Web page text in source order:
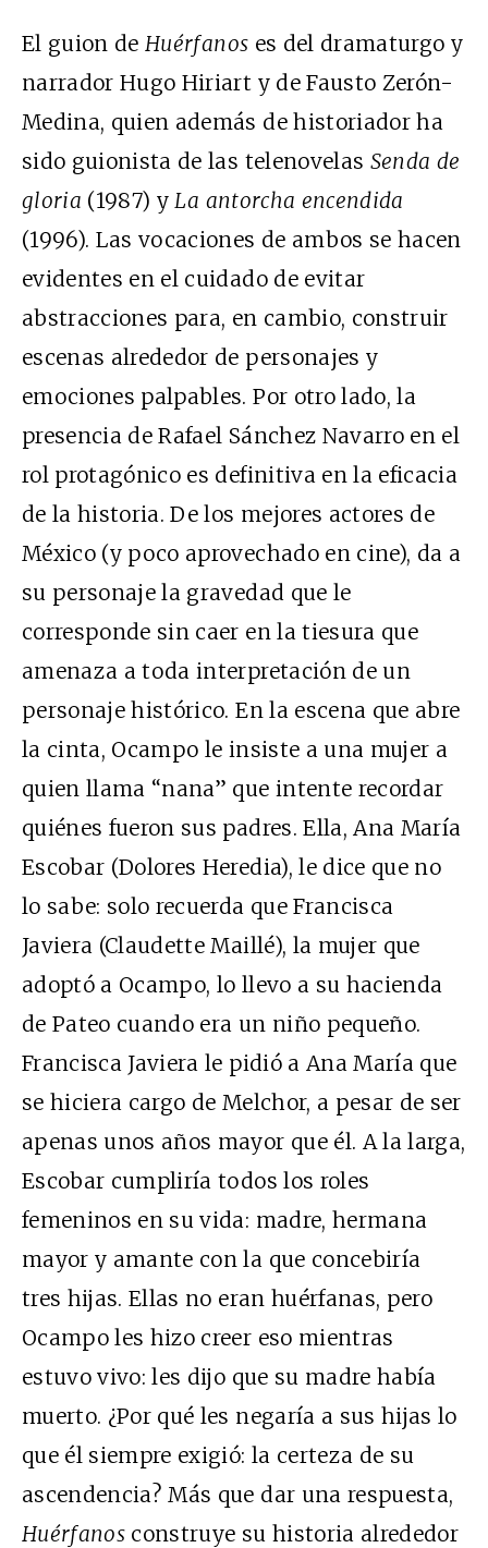
El guion deHuérfanos es del dramaturgo y
narrador Hugo Hiriart y de Fausto Zerón-
Medina, quien además de historiador ha
sido guionista de las telenovelas Senda de
gloria (1987) yLa antorcha encendida
(1996). Las vocaciones de ambos se hacen
evidentes en el cuidado de evitar
abstracciones para, en cambio, construir
escenas alrededor de personajes y
emociones palpables. Por otro lado, la
presencia de Rafael Sánchez Navarro en el
rol protagónico es definitiva en la eficacia
de la historia. De los mejores actores de
México (y poco aprovechado en cine), da a
su personaje la gravedad que le
corresponde sin caer en la tiesura que
amenaza a toda interpretación de un
personaje histórico. En la escena que abre
la cinta, Ocampo le insiste a una mujer a
quien llama “nana” que intente recordar
quiénes fueron sus padres. Ella, Ana María
Escobar (Dolores Heredia), le dice que no
lo sabe: solo recuerda que Francisca
Javiera (Claudette Maillé), la mujer que
adoptó a Ocampo, lo llevo a su hacienda
de Pateo cuando era un niño pequeño.
Francisca Javiera le pidió a Ana María que
se hiciera cargo de Melchor, a pesar de ser
apenas unos años mayor que él. A la larga,
Escobar cumpliría todos los roles
femeninos en su vida: madre, hermana
mayor y amante con la que concebiría
tres hijas. Ellas no eran huérfanas, pero
Ocampo les hizo creer eso mientras
estuvo vivo: les dijo que su madre había
muerto. ¿Por qué les negaría a sus hijas lo
que él siempre exigió: la certeza de su
ascendencia? Más que dar una respuesta,
Huérfanos construye su historia alrededor